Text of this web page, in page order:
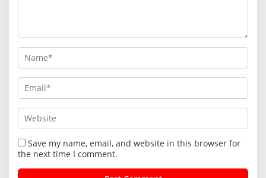
Save my name, email, and website in this browser for
the next time I comment.